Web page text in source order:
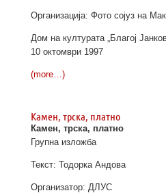
Организација: Фото сојуз на
Дом на културата „Благој
10 октомври 1997
(more…)
Камен, трска, платно
Камен, трска, платно
Групна изложба
Текст: Тодорка Андова
Организатор: ДЛУС